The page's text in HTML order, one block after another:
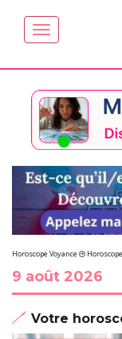
Horoscope Voyance
9 août 2026
Votre